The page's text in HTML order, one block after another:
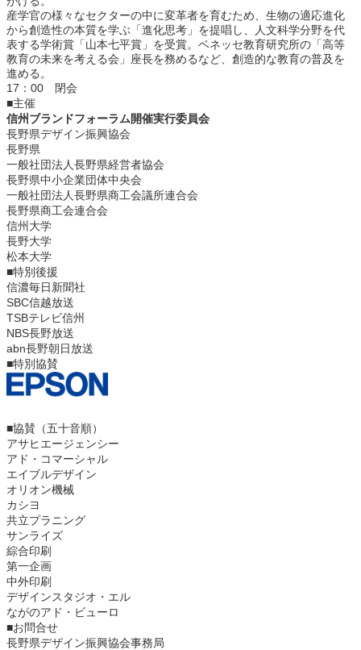
産学官の様々なセクターの中に変革者を育むため、生物の適応進化
から創造性の本質を学ぶ「進化思考」を提唱し、人文科学分野を代
表する学術賞「山本七平賞」を受賞。ベネッセ教育研究所の「高等
教育の未来を考える会」座長を務めるなど、創造的な教育の普及を
進める。
17：00 閉会
■主催
信州ブランドフォーラム開催実行委員会
長野県デザイン振興協会
長野県
一般社団法人長野県経営者協会
長野県中小企業団体中央会
一般社団法人長野県商工会議所連合会
長野県商工会連合会
信州大学
長野大学
松本大学
■特別後援
信濃毎日新聞社
SBC信越放送
TSBテレビ信州
NBS長野放送
abn長野朝日放送
■特別協賛
■協賛（五十音順）
アサヒエージェンシー
アド・コマーシャル
エイブルデザイン
オリオン機械
カシヨ
共立プラニング
サンライズ
綜合印刷
第一企画
中外印刷
デザインスタジオ・エル
ながのアド・ビューロ
■お問合せ
長野県デザイン振興協会事務局